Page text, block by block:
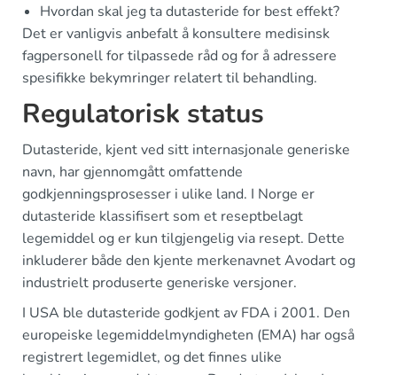
Hvordan skal jeg ta dutasteride for best effekt?
Det er vanligvis anbefalt å konsultere medisinsk
fagpersonell for tilpassede råd og for å adressere
spesifikke bekymringer relatert til behandling.
Regulatorisk status
Dutasteride, kjent ved sitt internasjonale generiske
navn, har gjennomgått omfattende
godkjenningsprosesser i ulike land. I Norge er
dutasteride klassifisert som et reseptbelagt
legemiddel og er kun tilgjengelig via resept. Dette
inkluderer både den kjente merkenavnet Avodart og
industrielt produserte generiske versjoner.
I USA ble dutasteride godkjent av FDA i 2001. Den
europeiske legemiddelmyndigheten (EMA) har også
registrert legemidlet, og det finnes ulike